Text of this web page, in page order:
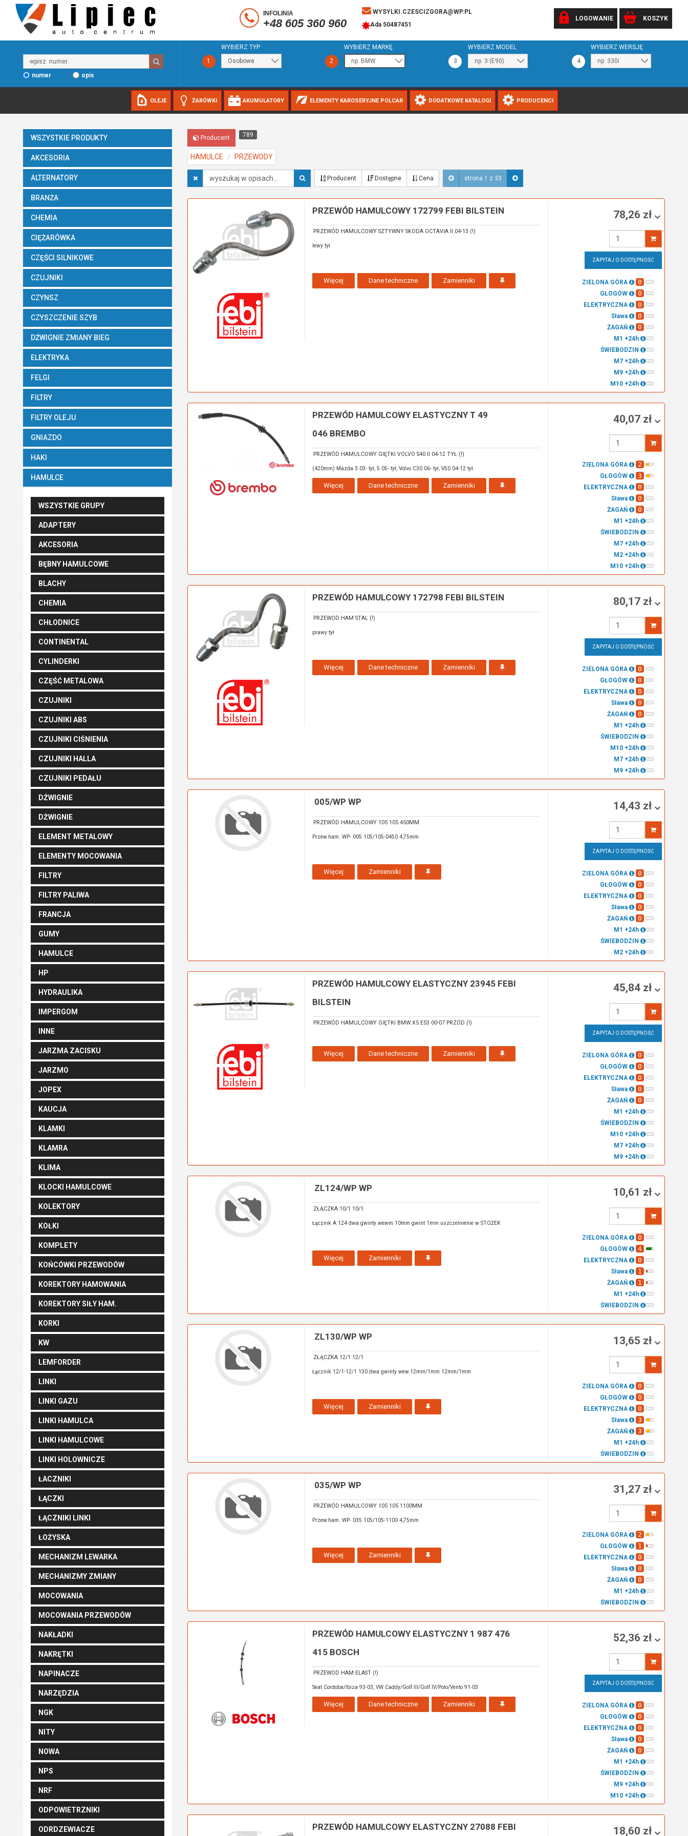
INFOLINIA
+48 605 360 960
WYSYLKI.CZESCIZGORA@WP.PL
Ada 50487451
KOSZYK
LOGOWANIE
Wpisz
numernumer opis
1
WYBIERZ TYP
2
WYBIERZ MARKĘ
3
WYBIERZ MODEL
4
WYBIERZ WERSJĘ
OLEJE ŻARÓWKI AKUMULATORY ELEMENTY KAROSERYJNE POLCAR DODATKOWE KATALOGI PRODUCENCI
WSZYSTKIE PRODUKTY
AKCESORIA
ALTERNATORY
BRANŻA
CHEMIA
CIĘŻARÓWKA
CZĘŚCI SILNIKOWE
CZUJNIKI
CZYNSZ
CZYSZCZENIE SZYB
DŹWIGNIE ZMIANY BIEG
ELEKTRYKA
FELGI
FILTRY
FILTRY OLEJU
GNIAZDO
HAKI
HAMULCE
WSZYSTKIE GRUPY
ADAPTERY
AKCESORIA
BĘBNY HAMULCOWE
BLACHY
CHEMIA
CHŁODNICE
CONTINENTAL
CYLINDERKI
CZĘŚĆ METALOWA
CZUJNIKI
CZUJNIKI ABS
CZUJNIKI CIŚNIENIA
CZUJNIKI HALLA
CZUJNIKI PEDAŁU
DŹWIGNIE
DŻWIGNIE
ELEMENT METALOWY
ELEMENTY MOCOWANIA
FILTRY
FILTRY PALIWA
FRANCJA
GUMY
HAMULCE
HP
HYDRAULIKA
IMPERGOM
INNE
JARZMA ZACISKU
JARZMO
JOPEX
KAUCJA
KLAMKI
KLAMRA
KLIMA
KLOCKI HAMULCOWE
KOLEKTORY
KOŁKI
KOMPLETY
KOŃCÓWKI PRZEWODÓW
KOREKTORY HAMOWANIA
KOREKTORY SIŁY HAM.
KORKI
KW
LEMFORDER
LINKI
LINKI GAZU
LINKI HAMULCA
LINKI HAMULCOWE
LINKI HOLOWNICZE
ŁACZNIKI
ŁĄCZKI
ŁĄCZNIKI LINKI
ŁOŻYSKA
MECHANIZM LEWARKA
MECHANIZMY ZMIANY
MOCOWANIA
MOCOWANIA PRZEWODÓW
NAKŁADKI
NAKRĘTKI
NAPINACZE
NARZĘDZIA
NGK
NITY
NOWA
NPS
NRF
ODPOWIETRZNIKI
ODRDZEWIACZE
Producent 789
HAMULCE PRZEWODY
Producent Dostępne Cena strona 1 z 33
PRZEWÓD HAMULCOWY 172799 FEBI BILSTEIN
PRZEWÓD HAMULCOWY SZTYWNY SKODA OCTAVIA II 04-13 (!)
lewy tył
Więcej Dane techniczne Zamienniki
78,26 zł
Wprowadź
ZAPYTAJ O DOSTĘPNOŚĆ
ZIELONA GÓRA 0
GŁOGÓW 0
ELEKTRYCZNA 0
Sława 0
ŻAGAŃ 0
M1 +24h
ŚWIEBODZIN
M7 +24h
M9 +24h
M10 +24h
PRZEWÓD HAMULCOWY ELASTYCZNY T 49
046 BREMBO
PRZEWÓD HAMULCOWY GIĘTKI VOLVO S40 II 04-12 TYŁ (!)
(420mm) Mazda 3 03- tył, 5 05- tył, Volvo C30 06- tył, V50 04-12 tył
Więcej Dane techniczne Zamienniki
40,07 zł
Wprowadź
ZIELONA GÓRA 2
GŁOGÓW 3
ELEKTRYCZNA 0
Sława 0
ŻAGAŃ 0
M1 +24h
ŚWIEBODZIN
M7 +24h
M2 +24h
M10 +24h
PRZEWÓD HAMULCOWY 172798 FEBI BILSTEIN
PRZEWOD HAM STAL (!)
prawy tył
Więcej Dane techniczne Zamienniki
80,17 zł
Wprowadź
ZAPYTAJ O DOSTĘPNOŚĆ
ZIELONA GÓRA 0
GŁOGÓW 0
ELEKTRYCZNA 0
Sława 0
ŻAGAŃ 0
M1 +24h
ŚWIEBODZIN
M10 +24h
M7 +24h
M9 +24h
005/WP WP
PRZEWÓD HAMULCOWY 105 105 450MM
Przew.ham. WP- 005 105/105-0450 4,75mm
Więcej Zamienniki
14,43 zł
Wprowadź
ZAPYTAJ O DOSTĘPNOŚĆ
ZIELONA GÓRA 0
GŁOGÓW 0
ELEKTRYCZNA 0
Sława 0
ŻAGAŃ 0
M1 +24h
ŚWIEBODZIN
M2 +24h
PRZEWÓD HAMULCOWY ELASTYCZNY 23945 FEBI
BILSTEIN
PRZEWÓD HAMULCOWY GIĘTKI BMW X5 E53 00-07 PRZÓD (!)
Więcej Dane techniczne Zamienniki
45,84 zł
Wprowadź
ZAPYTAJ O DOSTĘPNOŚĆ
ZIELONA GÓRA 0
GŁOGÓW 0
ELEKTRYCZNA 0
Sława 0
ŻAGAŃ 0
M1 +24h
ŚWIEBODZIN
M10 +24h
M7 +24h
M9 +24h
ZL124/WP WP
ZŁĄCZKA 10/1 10/1
Łącznik A 124 dwa gwinty wewm.10mm gwint 1mm uszczelnienie w STOŻEK
Więcej Zamienniki
10,61 zł
Wprowadź
ZIELONA GÓRA 0
GŁOGÓW 4
ELEKTRYCZNA 0
Sława 1
ŻAGAŃ 1
M1 +24h
ŚWIEBODZIN
ZL130/WP WP
ZŁĄCZKA 12/1 12/1
Łącznik 12/1-12/1 130 dwa gwinty wew.12mm/1mm 12mm/1mm
Więcej Zamienniki
13,65 zł
Wprowadź
ZIELONA GÓRA 0
GŁOGÓW 0
ELEKTRYCZNA 0
Sława 3
ŻAGAŃ 3
M1 +24h
ŚWIEBODZIN
035/WP WP
PRZEWÓD HAMULCOWY 105 105 1100MM
Przew.ham. WP- 035 105/105-1100 4,75mm
Więcej Zamienniki
31,27 zł
Wprowadź
ZIELONA GÓRA 2
GŁOGÓW 1
ELEKTRYCZNA 0
Sława 0
ŻAGAŃ 0
M1 +24h
ŚWIEBODZIN
PRZEWÓD HAMULCOWY ELASTYCZNY 1 987 476
415 BOSCH
PRZEWOD HAM ELAST (!)
Seat Cordoba/Ibiza 93-03, VW Caddy/Golf III/Golf IV/Polo/Vento 91-03
Więcej Dane techniczne Zamienniki
52,36 zł
Wprowadź
ZAPYTAJ O DOSTĘPNOŚĆ
ZIELONA GÓRA 0
GŁOGÓW 0
ELEKTRYCZNA 0
Sława 0
ŻAGAŃ 0
M1 +24h
ŚWIEBODZIN
M9 +24h
M10 +24h
PRZEWÓD HAMULCOWY ELASTYCZNY 27088 FEBI 18,60 zł